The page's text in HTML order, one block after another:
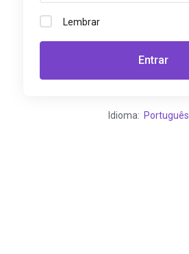
Lembrar
Entrar
Idioma: Português